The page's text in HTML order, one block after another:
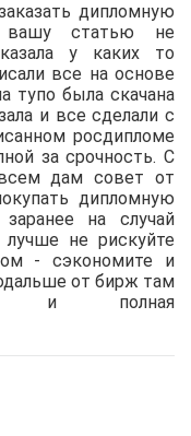
дипломную
статью не
у каких то
все на основе
тупо была скачана
и все сделали с
росдипломе
за срочность. С
дам совет от
дипломную
на случай
не рискуйте
- сэкономите и
от бирж там
и полная